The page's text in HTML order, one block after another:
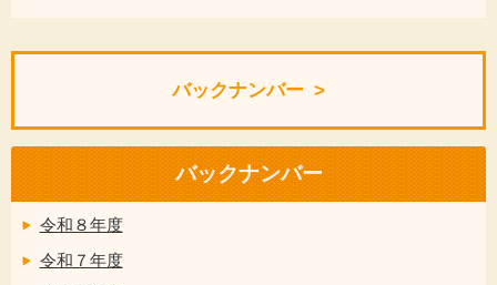
バックナンバー
バックナンバー
令和８年度
令和７年度